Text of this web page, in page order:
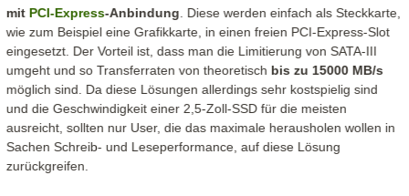
mitPCI-Express-Anbindung . Diese werden einfach als Steckkarte,
wie zum Beispiel eine Grafikkarte, in einen freien PCI-Express-Slot
eingesetzt. Der Vorteil ist, dass man die Limitierung von SATA-III
umgeht und so Transferraten von theoretischbis zu 15000 MB/s
möglich sind. Da diese Lösungen allerdings sehr kostspielig sind
und die Geschwindigkeit einer 2,5-Zoll-SSD für die meisten
ausreicht, sollten nur User, die das maximale herausholen wollen in
Sachen Schreib- und Leseperformance, auf diese Lösung
zurückgreifen.